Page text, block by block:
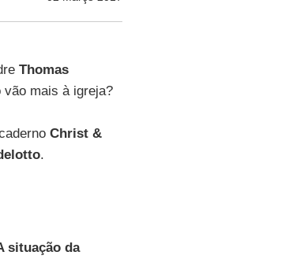
Thomas
mais à igreja?
Christ &
.
situação da